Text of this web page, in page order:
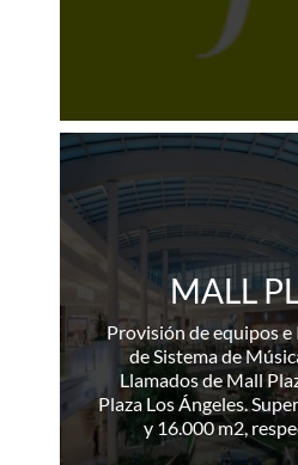
MALL
Provisión de equipos
de Sistema de
Llamados de Mall
Plaza Los Ángeles.
y 16.000 m2,